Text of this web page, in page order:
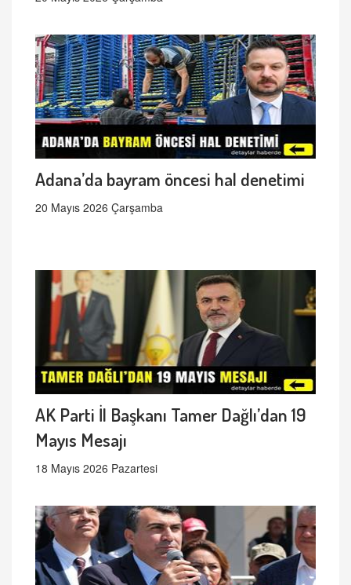
Adana’da bayram öncesi hal denetimi
20 Mayıs 2026 Çarşamba
AK Parti İl Başkanı Tamer Dağlı’dan 19
Mayıs Mesajı
18 Mayıs 2026 Pazartesi